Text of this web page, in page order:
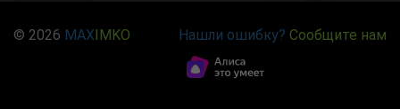
© 2026 MAX IMKO Нашли ошибку? Сообщите нам